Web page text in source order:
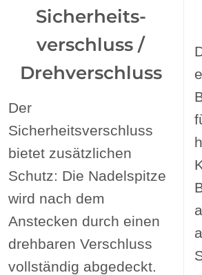
Sicherheits-
verschluss /
Drehverschluss
Der
Sicherheitsverschluss
bietet zusätzlichen
Schutz: Die Nadelspitze
wird nach dem
Anstecken durch einen
drehbaren Verschluss
vollständig abgedeckt.